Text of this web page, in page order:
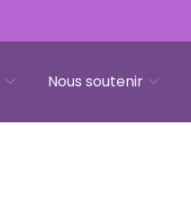
Nous soutenir